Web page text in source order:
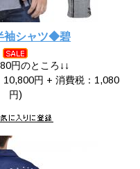
袖シャツ◆碧
円のところ↓↓
10,800円 + 消費税：1,080
円)